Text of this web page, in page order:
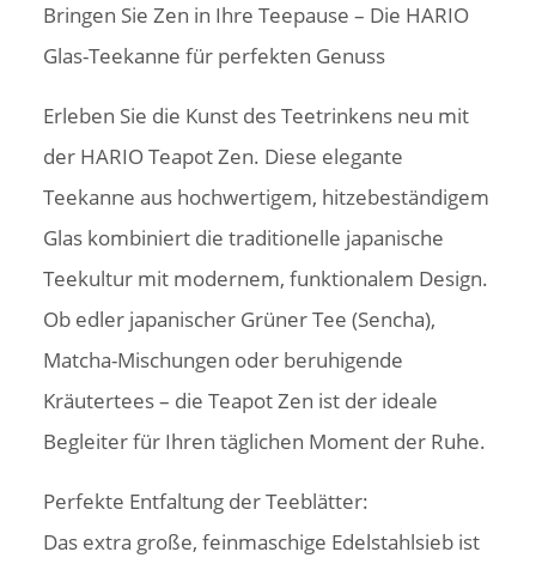
Bringen Sie Zen in Ihre Teepause – Die HARIO
Glas-Teekanne für perfekten Genuss
Erleben Sie die Kunst des Teetrinkens neu mit
der HARIO Teapot Zen. Diese elegante
Teekanne aus hochwertigem, hitzebeständigem
Glas kombiniert die traditionelle japanische
Teekultur mit modernem, funktionalem Design.
Ob edler japanischer Grüner Tee (Sencha),
Matcha-Mischungen oder beruhigende
Kräutertees – die Teapot Zen ist der ideale
Begleiter für Ihren täglichen Moment der Ruhe.
Perfekte Entfaltung der Teeblätter:
Das extra große, feinmaschige Edelstahlsieb ist